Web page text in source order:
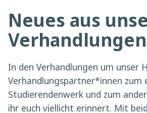
Neues aus
Verhandlungen
In den Verhandlungen um unser
Verhandlungspartner*innen zum
Studierendenwerk und zum
ihr euch viellicht erinnert. Mit